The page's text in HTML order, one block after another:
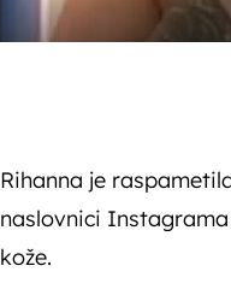
Rihanna je
naslovnici
kože.